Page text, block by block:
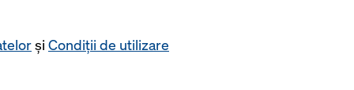
și Condiții de utilizare